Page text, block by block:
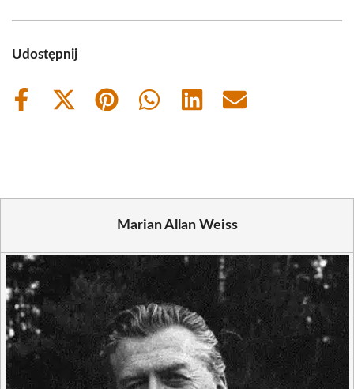
Udostępnij
Share
Share
Share
Share
Share
Share
Marian Allan Weiss